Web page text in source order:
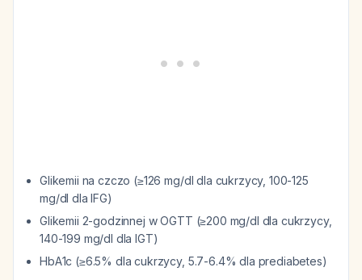
Glikemii na czczo (≥126 mg/dl dla cukrzycy, 100-125
mg/dl dla IFG)
Glikemii 2-godzinnej w OGTT (≥200 mg/dl dla cukrzycy,
140-199 mg/dl dla IGT)
HbA1c (≥6.5% dla cukrzycy, 5.7-6.4% dla prediabetes)